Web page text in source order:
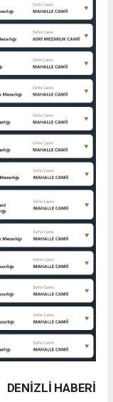
DENIZLI HABERİ